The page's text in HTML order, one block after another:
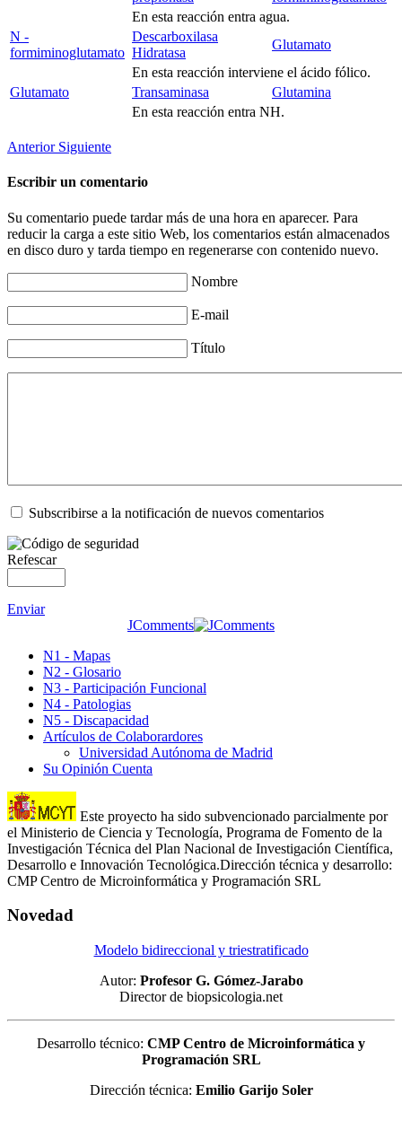
En esta reacción entra agua.
N -
formiminoglutamato
Descarboxilasa
Hidratasa
Glutamato
En esta reacción interviene el ácido fólico.
Glutamato
Transaminasa
Glutamina
En esta reacción entra NH.
Anterior Siguiente
Escribir un comentario
Su comentario puede tardar más de una hora en aparecer. Para
reducir la carga a este sitio Web, los comentarios están almacenados
en disco duro y tarda tiempo en regenerarse con contenido nuevo.
Nombre
E-mail
Título
Subscribirse a la notificación de nuevos comentarios
Refescar
Enviar
JComments
N1 - Mapas
N2 - Glosario
N3 - Participación Funcional
N4 - Patologias
N5 - Discapacidad
Artículos de Colaborardores
Universidad Autónoma de Madrid
Su Opinión Cuenta
Este proyecto ha sido subvencionado parcialmente por
el Ministerio de Ciencia y Tecnología, Programa de Fomento de la
Investigación Técnica del Plan Nacional de Investigación Científica,
Desarrollo e Innovación Tecnológica.Dirección técnica y desarrollo:
CMP Centro de Microinformática y Programación SRL
Novedad
Modelo bidireccional y triestratificado
Autor: Profesor G. Gómez-Jarabo
Director de biopsicologia.net
Desarrollo técnico: CMP Centro de Microinformática y
Programación SRL
Dirección técnica: Emilio Garijo Soler